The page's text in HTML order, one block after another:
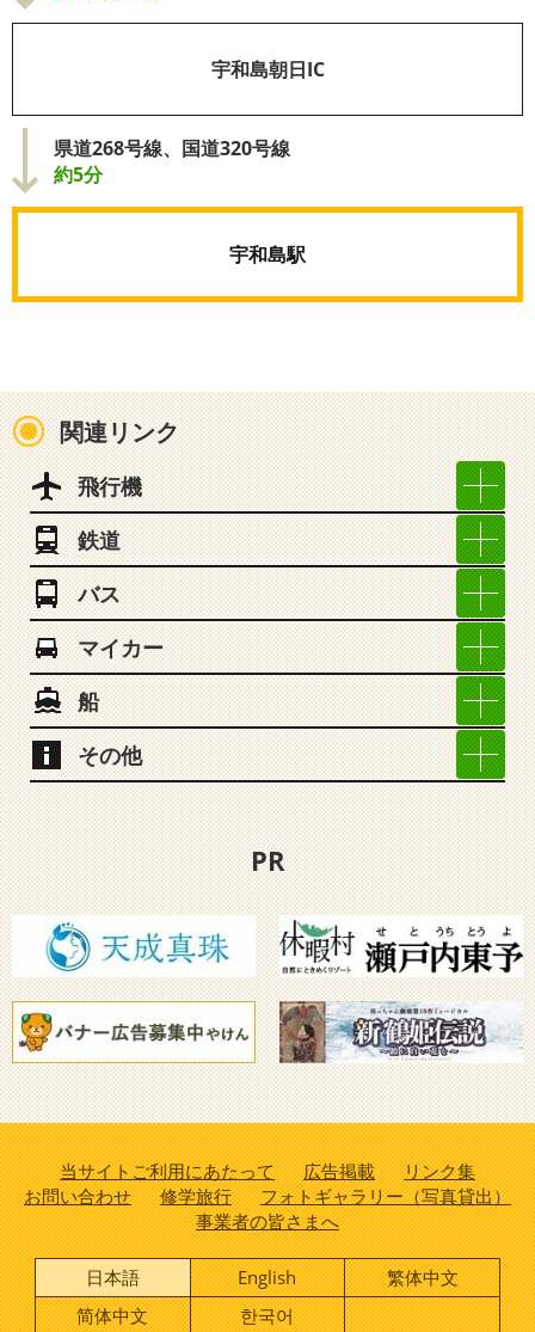
宇和島朝日IC
県道268号線、国道320号線
約5分
宇和島駅
関連リンク
飛行機
鉄道
バス
マイカー
船
その他
PR
当サイトご利用にあたって 広告掲載
リンク集
お問い合わせ
修学旅行
フォトギャラリー（写真貸出）
事業者の皆さまへ
日本語 English
繁体中文
简体中文
한국어